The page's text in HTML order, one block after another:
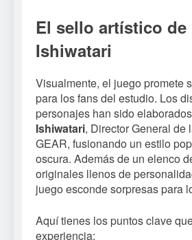
El sello artístico de
Ishiwatari
Visualmente, el juego promete
para los fans del estudio. Los
personajes han sido
Ishiwatari, Director General de
GEAR, fusionando un estilo
oscura. Además de un elenco
originales llenos de
juego esconde sorpresas para
Aquí tienes los puntos clave
experiencia: